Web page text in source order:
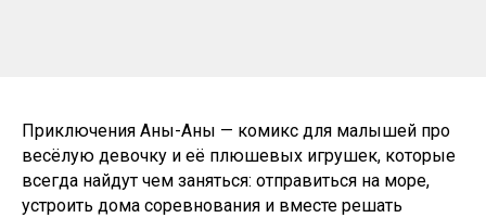
Приключения Аны-Аны — комикс для малышей про
весёлую девочку и её плюшевых игрушек, которые
всегда найдут чем заняться: отправиться на море,
устроить дома соревнования и вместе решать